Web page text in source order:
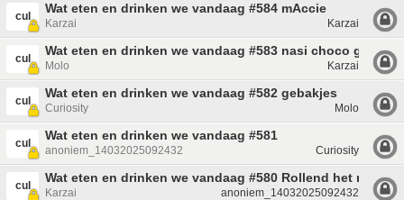
cul
Wat eten en drinken we vandaag #584 mAccie
Karzai Karzai
cul
Wat eten en drinken we vandaag #583 nasi choco goreng
Molo Karzai
cul
Wat eten en drinken we vandaag #582 gebakjes
Curiosity Molo
cul
Wat eten en drinken we vandaag #581
anoniem_14032025092432 Curiosity
cul
Wat eten en drinken we vandaag #580 Rollend het nieuwe
Karzai anoniem_14032025092432